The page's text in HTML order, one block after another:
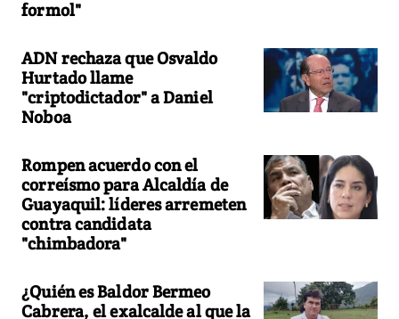
formol"
ADN rechaza que Osvaldo
Hurtado llame
"criptodictador" a Daniel
Noboa
Rompen acuerdo con el
correísmo para Alcaldía de
Guayaquil: líderes arremeten
contra candidata
"chimbadora"
¿Quién es Baldor Bermeo
Cabrera, el exalcalde al que la